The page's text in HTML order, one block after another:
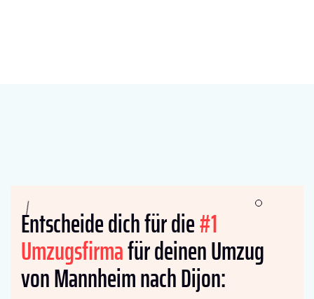
Entscheide dich für die#1
Umzugsfirmafür deinen Umzug
von Mannheim nach Dijon: